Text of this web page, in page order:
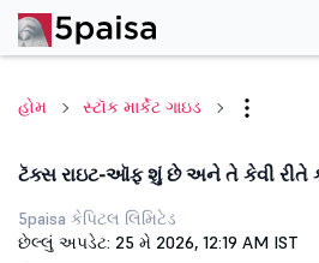
હોમ સ્ટૉક માર્કેટ ગાઇડ
ટૅક્સ રાઇટ-ઑફ શું છે અને તે કેવી રીતે
5paisa કેપિટલ લિમિટેડ
છેલ્લું અપડેટ: 25 મે 2026, 12:19 AM IST